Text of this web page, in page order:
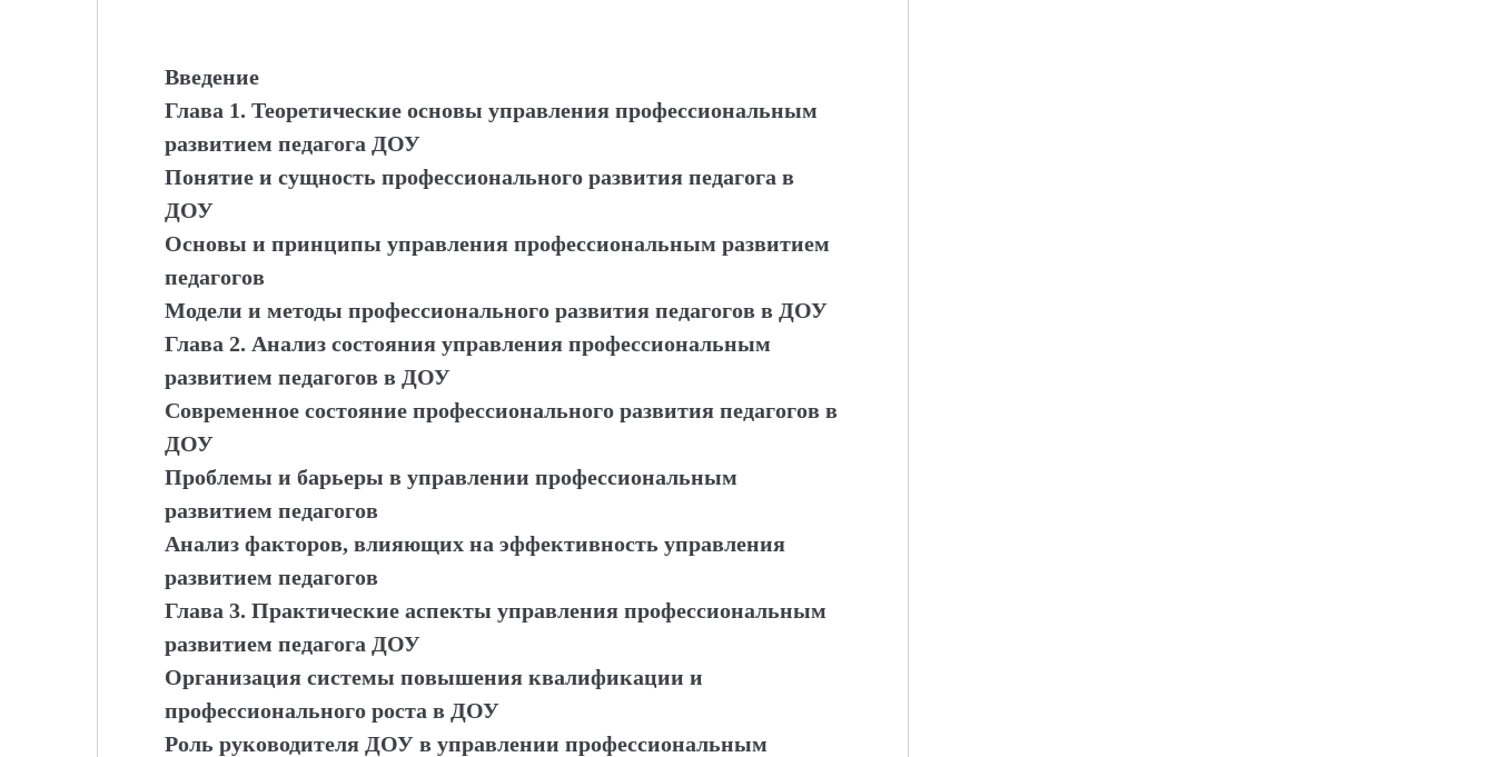
Введение
Глава 1. Теоретические основы управления профессиональным
развитием педагога ДОУ
Понятие и сущность профессионального развития педагога в
ДОУ
Основы и принципы управления профессиональным развитием
педагогов
Модели и методы профессионального развития педагогов в ДОУ
Глава 2. Анализ состояния управления профессиональным
развитием педагогов в ДОУ
Современное состояние профессионального развития педагогов в
ДОУ
Проблемы и барьеры в управлении профессиональным
развитием педагогов
Анализ факторов, влияющих на эффективность управления
развитием педагогов
Глава 3. Практические аспекты управления профессиональным
развитием педагога ДОУ
Организация системы повышения квалификации и
профессионального роста в ДОУ
Роль руководителя ДОУ в управлении профессиональным